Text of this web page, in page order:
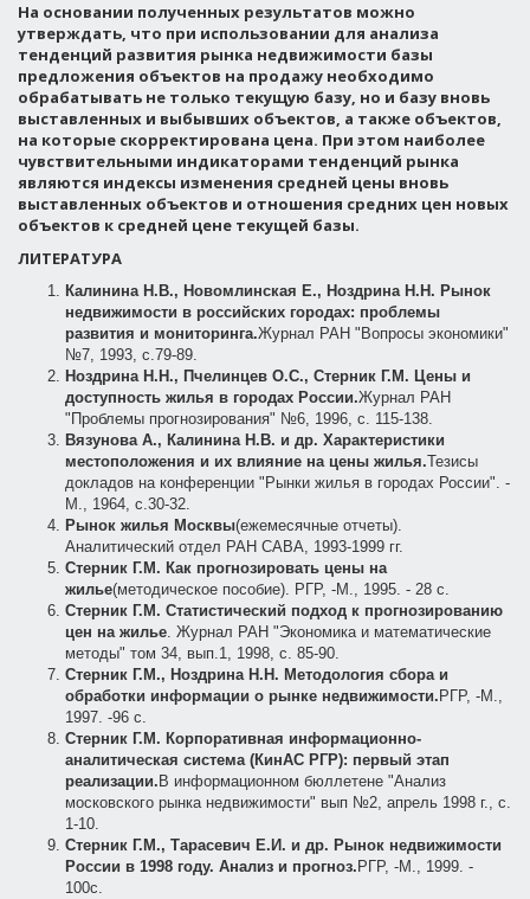
На основании полученных результатов можно
утверждать, что при использовании для анализа
тенденций развития рынка недвижимости базы
предложения объектов на продажу необходимо
обрабатывать не только текущую базу, но и базу вновь
выставленных и выбывших объектов, а также объектов,
на которые скорректирована цена. При этом наиболее
чувствительными индикаторами тенденций рынка
являются индексы изменения средней цены вновь
выставленных объектов и отношения средних цен новых
объектов к средней цене текущей базы.
ЛИТЕРАТУРА
Калинина Н.В., Новомлинская Е., Ноздрина Н.Н. Рынок
недвижимости в российских городах: проблемы
развития и мониторинга.Журнал РАН "Вопросы экономики"
№7, 1993, с.79-89.
Ноздрина Н.Н., Пчелинцев О.С., Стерник Г.М. Цены и
доступность жилья в городах России.Журнал РАН
"Проблемы прогнозирования" №6, 1996, с. 115-138.
Вязунова А., Калинина Н.В. и др. Характеристики
местоположения и их влияние на цены жилья.Тезисы
докладов на конференции "Рынки жилья в городах России". -
М., 1964, с.30-32.
Рынок жилья Москвы(ежемесячные отчеты).
Аналитический отдел РАН САВА, 1993-1999 гг.
Стерник Г.М. Как прогнозировать цены на
жилье(методическое пособие). РГР, -М., 1995. - 28 с.
Стерник Г.М. Статистический подход к прогнозированию
цен на жилье. Журнал РАН "Экономика и математические
методы" том 34, вып.1, 1998, с. 85-90.
Стерник Г.М., Ноздрина Н.Н. Методология сбора и
обработки информации о рынке недвижимости. РГР, -М.,
1997. -96 с.
Стерник Г.М. Корпоративная информационно-
аналитическая система (КинАС РГР): первый этап
реализации. В информационном бюллетене "Анализ
московского рынка недвижимости" вып №2, апрель 1998 г., с.
1-10.
Стерник Г.М., Тарасевич Е.И. и др. Рынок недвижимости
России в 1998 году. Анализ и прогноз. РГР, -М., 1999. -
100с.